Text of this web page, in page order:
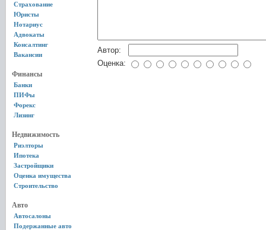
Страхование
Юристы
Нотариус
Адвокаты
Консалтинг
Вакансии
Финансы
Банки
ПИФы
Форекс
Лизинг
Недвижимость
Риэлторы
Ипотека
Застройщики
Оценка имущества
Строительство
Авто
Автосалоны
Подержанные авто
Автор:
Оценка: